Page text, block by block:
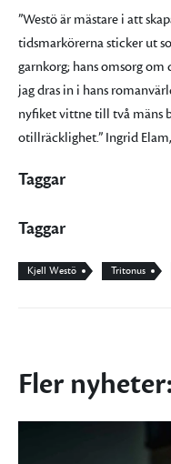
”Westö är mästare i att
tidsmarkörerna sticker ut
garnkorg; hans omsorg
jag dras in i hans
nyfiket vittne till två mäns
otillräcklighet.” Ingrid
Taggar
Taggar
Kjell Westö Tritonus
Fler nyheter: